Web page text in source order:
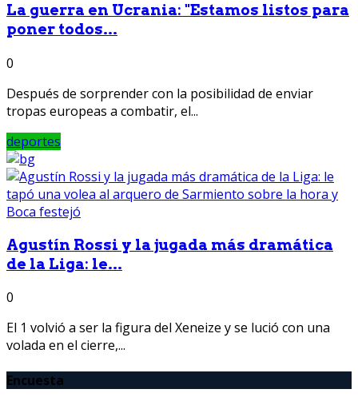
La guerra en Ucrania: "Estamos listos para
poner todos...
0
Después de sorprender con la posibilidad de enviar
tropas europeas a combatir, el...
deportes
Agustín Rossi y la jugada más dramática
de la Liga: le...
0
El 1 volvió a ser la figura del Xeneize y se lució con una
volada en el cierre,...
Encuesta